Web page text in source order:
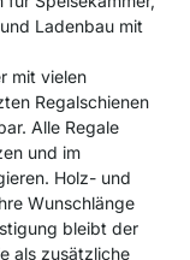
Ladenbau mit
mit vielen
Regalschienen
Alle Regale
und im
Holz- und
Wunschlänge
bleibt der
als zusätzliche